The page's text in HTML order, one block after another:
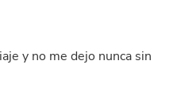
y no me dejo nunca sin